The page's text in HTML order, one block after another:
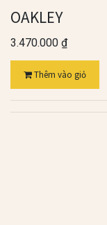
OAKLEY
3.470.000 ₫
Thêm vào giỏ